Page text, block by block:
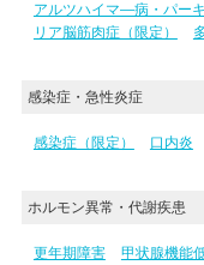
アルツハイマ―病・パー
リア脳筋肉症（限定）
感染症・急性炎症
感染症（限定） 口内炎
ホルモン異常・代謝疾患
更年期障害 甲状腺機能